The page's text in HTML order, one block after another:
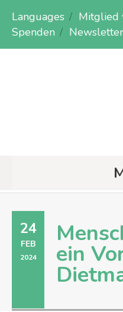
Languages
Mitglied
Spenden
Newsletter
24
FEB
2024 ein